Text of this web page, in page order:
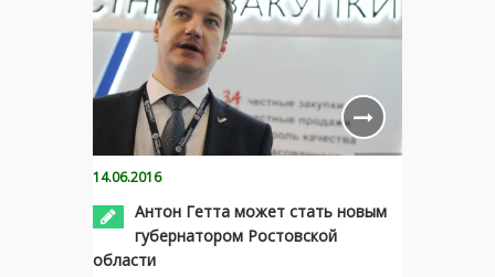
14.06.2016
Антон Гетта может стать новым
губернатором Ростовской
области